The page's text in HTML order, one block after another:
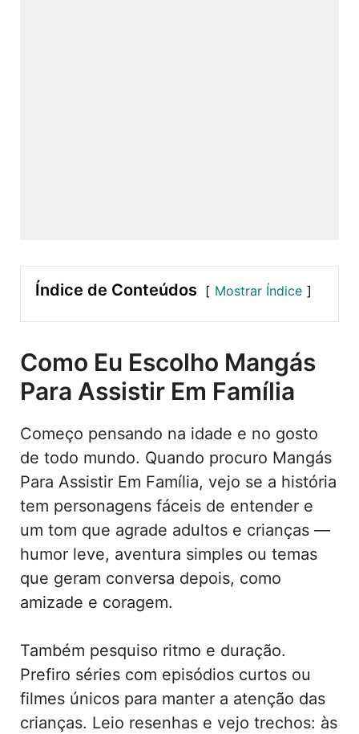
Índice de Conteúdos Mostrar Índice
Como Eu Escolho Mangás
Para Assistir Em Família
Começo pensando na idade e no gosto
de todo mundo. Quando procuro Mangás
Para Assistir Em Família, vejo se a história
tem personagens fáceis de entender e
um tom que agrade adultos e crianças —
humor leve, aventura simples ou temas
que geram conversa depois, como
amizade e coragem.
Também pesquiso ritmo e duração.
Prefiro séries com episódios curtos ou
filmes únicos para manter a atenção das
crianças. Leio resenhas e vejo trechos: às